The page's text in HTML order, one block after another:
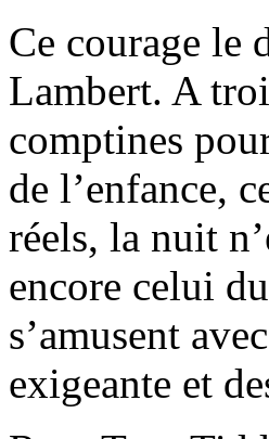
Ce courage le
Lambert. A
comptines
de l’enfance,
réels, la nuit
encore celui
s’amusent
exigeante et